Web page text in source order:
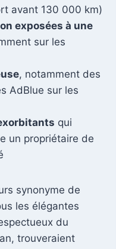
avant 130 000 km)
exposées à une
sur les
, notamment des
AdBlue sur les
qui
un propriétaire de
synonyme de
les élégantes
du
trouveraient